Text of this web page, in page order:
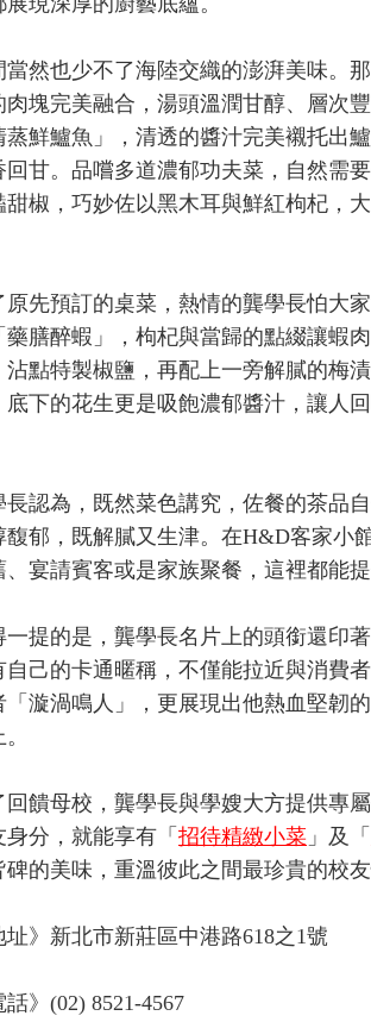
也少不了海陸交織的澎湃美味。那
肉塊完美融合，湯頭溫潤甘醇、層次
蒸鮮鱸魚」，清透的醬汁完美襯托出
回甘。品嚐多道濃郁功夫菜，自然需
甜椒，巧妙佐以黑木耳與鮮紅枸杞，
預訂的桌菜，熱情的龔學長怕大家
藥膳醉蝦」，枸杞與當歸的點綴讓蝦
沾點特製椒鹽，再配上一旁解膩的梅
底下的花生更是吸飽濃郁醬汁，讓人
為，既然菜色講究，佐餐的茶品自
馥郁，既解膩又生津。在H&D客家小
宴請賓客或是家族聚餐，這裡都能
的是，龔學長名片上的頭銜還印著
自己的卡通暱稱，不僅能拉近與消費
「漩渦鳴人」，更展現出他熱血堅韌
母校，龔學長與學嫂大方提供專屬
分，就能享有「 招待精緻小菜 」及「
的美味，重溫彼此之間最珍貴的校友
新北市新莊區中港路618之1號
(02) 8521-4567